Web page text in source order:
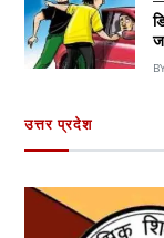
उत्तर प्रदेश